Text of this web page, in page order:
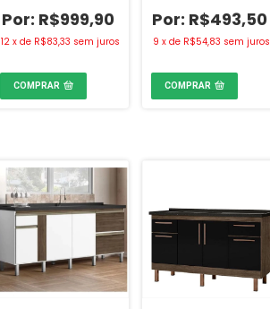
R$999,90
12 x de R$83,33 sem juros
COMPRAR
R$493,50
9 x de R$54,83 sem juros
COMPRAR